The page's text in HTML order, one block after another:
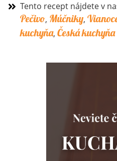
Tento recept nájdete v
Pečivo, Múčniky,
kuchyňa, Česká kuchyňa